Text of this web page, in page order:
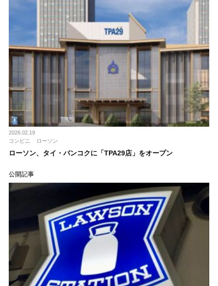
2026.02.19
コンビニ
ローソン
ローソン、タイ・バンコクに「TPA29店」をオープン
公開記事